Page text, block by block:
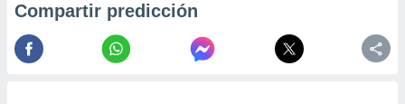
Compartir predicción